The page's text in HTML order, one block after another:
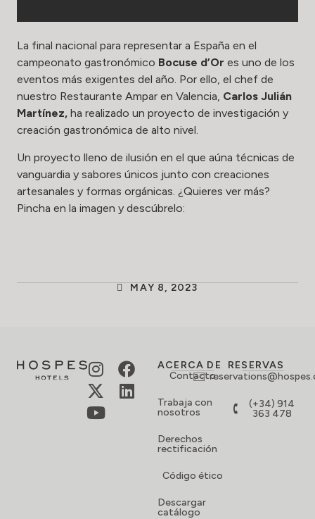
La final nacional para representar a España en el
campeonato gastronómico Bocuse d’Or es uno de los
eventos más exigentes del año. Por ello, el chef de
nuestro Restaurante Ampar en Valencia, Carlos Julián
Martínez, ha realizado un proyecto de investigación y
creación gastronómica de alto nivel.
Un proyecto lleno de ilusión en el que aúna técnicas de
vanguardia y sabores únicos junto con creaciones
artesanales y formas orgánicas. ¿Quieres ver más?
Pincha en la imagen y descúbrelo:
MAY 8, 2023
ACERCA DE
Contacto
Trabaja con
nosotros
Derechos
rectificación
Código ético
Descargar
catálogo
RESERVAS
(+34) 914
363 478